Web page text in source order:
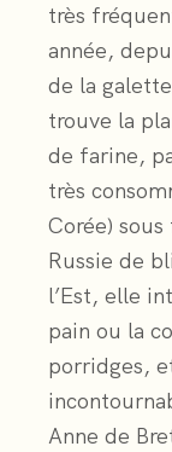
très
année,
de la
trouve la
de farine,
très
Corée)
Russie de
l’Est, elle
pain ou la
porridges,
Anne de